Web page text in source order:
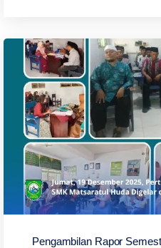
Pengambilan Rapor